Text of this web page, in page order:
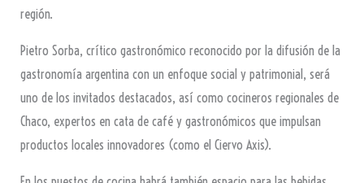
región.
Pietro Sorba, crítico gastronómico reconocido por la difusión de la
gastronomía argentina con un enfoque social y patrimonial, será
uno de los invitados destacados, así como cocineros regionales de
Chaco, expertos en cata de café y gastronómicos que impulsan
productos locales innovadores (como el Ciervo Axis).